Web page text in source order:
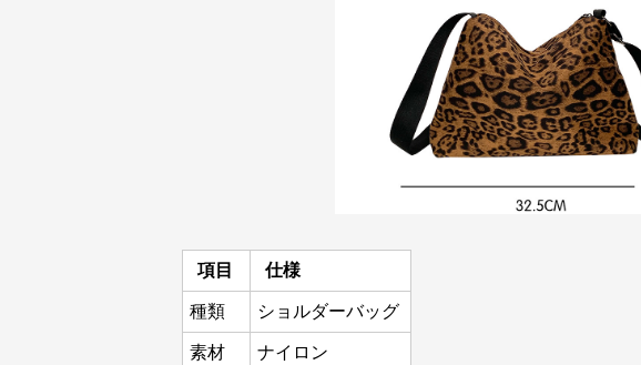
項目 仕様
種類 ショルダーバッグ
素材 ナイロン